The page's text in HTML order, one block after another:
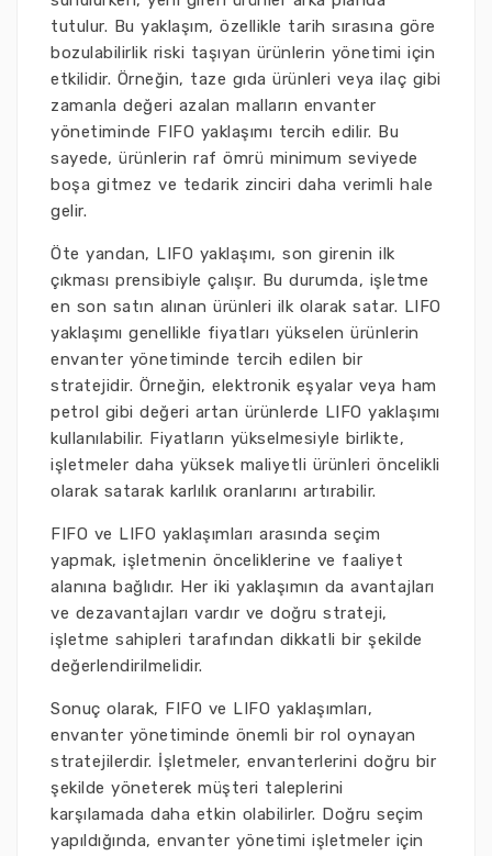
tutulur. Bu yaklaşım, özellikle tarih sırasına göre
bozulabilirlik riski taşıyan ürünlerin yönetimi için
etkilidir. Örneğin, taze gıda ürünleri veya ilaç gibi
zamanla değeri azalan malların envanter
yönetiminde FIFO yaklaşımı tercih edilir. Bu
sayede, ürünlerin raf ömrü minimum seviyede
boşa gitmez ve tedarik zinciri daha verimli hale
gelir.
Öte yandan, LIFO yaklaşımı, son girenin ilk
çıkması prensibiyle çalışır. Bu durumda, işletme
en son satın alınan ürünleri ilk olarak satar. LIFO
yaklaşımı genellikle fiyatları yükselen ürünlerin
envanter yönetiminde tercih edilen bir
stratejidir. Örneğin, elektronik eşyalar veya ham
petrol gibi değeri artan ürünlerde LIFO yaklaşımı
kullanılabilir. Fiyatların yükselmesiyle birlikte,
işletmeler daha yüksek maliyetli ürünleri öncelikli
olarak satarak karlılık oranlarını artırabilir.
FIFO ve LIFO yaklaşımları arasında seçim
yapmak, işletmenin önceliklerine ve faaliyet
alanına bağlıdır. Her iki yaklaşımın da avantajları
ve dezavantajları vardır ve doğru strateji,
işletme sahipleri tarafından dikkatli bir şekilde
değerlendirilmelidir.
Sonuç olarak, FIFO ve LIFO yaklaşımları,
envanter yönetiminde önemli bir rol oynayan
stratejilerdir. İşletmeler, envanterlerini doğru bir
şekilde yöneterek müşteri taleplerini
karşılamada daha etkin olabilirler. Doğru seçim
yapıldığında, envanter yönetimi işletmeler için